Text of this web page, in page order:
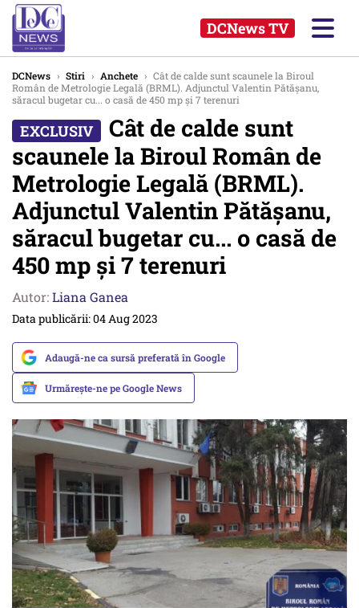
DCNews TV
DCNews › Stiri › Anchete › Cât de calde sunt scaunele la Biroul
Român de Metrologie Legală (BRML). Adjunctul Valentin Pătăşanu,
săracul bugetar cu... o casă de 450 mp şi 7 terenuri
Cât de calde sunt
scaunele la Biroul Român de
Metrologie Legală (BRML).
Adjunctul Valentin Pătăşanu,
săracul bugetar cu... o casă de
450 mp şi 7 terenuri
Autor:Liana Ganea
Data publicării: 04 Aug 2023
Adaugă-ne ca sursă preferată în Google
Urmărește-ne pe Google News